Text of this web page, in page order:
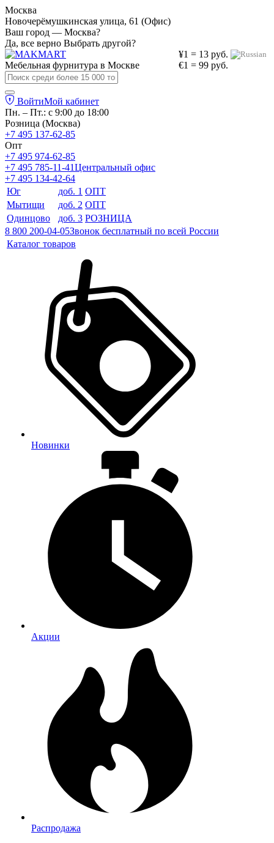
Москва
Новочерёмушкинская улица, 61 (Офис)
Ваш город — Москва?
Да, все верно Выбрать другой?
¥1 = 13 руб.
€1 = 99 руб.
Мебельная фурнитура в Москве
ВойтиМой кабинет
Пн. – Пт.: с 9:00 до 18:00
Розница (Москва)
+7 495 137-62-85
Опт
+7 495 974-62-85
+7 495 785-11-41Центральный офис
+7 495 134-42-64
Юг
доб. 1 ОПТ
Мытищи
доб. 2 ОПТ
Одинцово
доб. 3 РОЗНИЦА
8 800 200-04-05Звонок бесплатный по всей России
Каталог товаров
Новинки
Акции
Распродажа